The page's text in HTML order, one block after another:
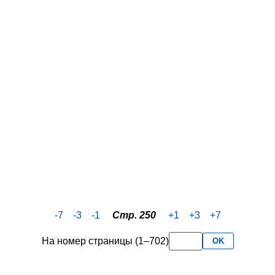
-7 -3 -1 Стр. 250 +1 +3 +7
На номер страницы (1–702) OK